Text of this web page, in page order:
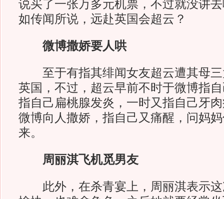
说买了一张万多元机票，不过就没讲
如传闻所说，远赴英国会超云？
微博撒娇要人哄
至于有指其绯闻女友超云遭其母三
英国，不过，超云早前不时于微博指
指自己扁桃腺发炎，一时又指自己牙
微博向人撒娇，指自己又痛醒，问妈
来。
周丽淇飞机觅男友
此外，在杀青宴上，周丽淇表示这